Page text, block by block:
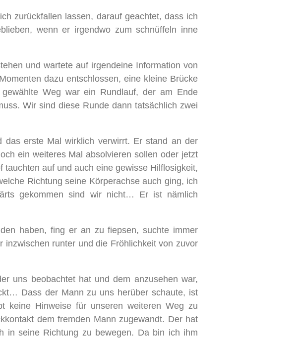
zurückfallen lassen, darauf geachtet, dass ich
wenn er irgendwo zum schnüffeln inne
und wartete auf irgendeine Information von
dazu entschlossen, eine kleine Brücke
Weg war ein Rundlauf, der am Ende
Wir sind diese Runde dann tatsächlich zwei
erste Mal wirklich verwirrt. Er stand an der
ein weiteres Mal absolvieren sollen oder jetzt
auf und auch eine gewisse Hilflosigkeit,
Richtung seine Körperachse auch ging, ich
gekommen sind wir nicht… Er ist nämlich
haben, fing er an zu fiepsen, suchte immer
runter und die Fröhlichkeit von zuvor
uns beobachtet hat und dem anzusehen war,
Dass der Mann zu uns herüber schaute, ist
keine Hinweise für unseren weiteren Weg zu
dem fremden Mann zugewandt. Der hat
in seine Richtung zu bewegen. Da bin ich ihm